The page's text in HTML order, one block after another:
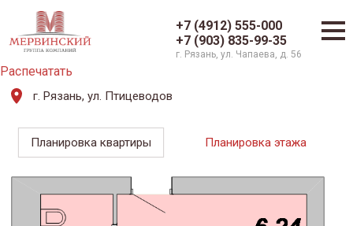
+7 (4912) 555-000
+7 (903) 835-99-35
г. Рязань, ул. Чапаева, д. 56
Распечатать
г. Рязань, ул. Птицеводов
Планировка квартиры Планировка этажа